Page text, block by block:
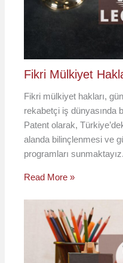
Fikri Mülkiyet
Fikri mülkiyet hakları,
rekabetçi iş dünyasında
Patent olarak,
alanda bilinçlenmesi ve
programları
Read More »